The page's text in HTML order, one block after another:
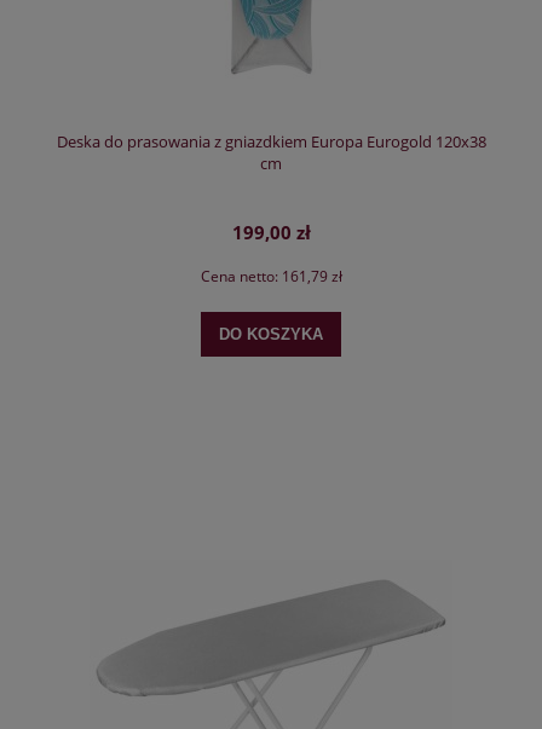
Deska do prasowania z gniazdkiem Europa Eurogold 120x38
cm
199,00 zł
Cena netto: 161,79 zł
DO KOSZYKA